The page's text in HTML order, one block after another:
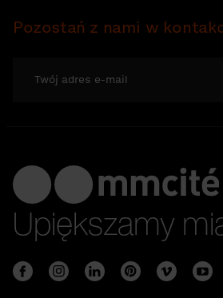
Pozostań z nami w
Upiększamy